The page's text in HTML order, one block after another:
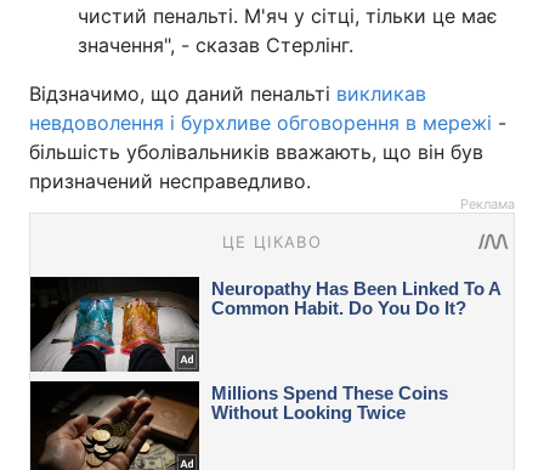
чистий пенальті. М'яч у сітці, тільки це має
значення", - сказав Стерлінг.
Відзначимо, що даний пенальті викликав
невдоволення і бурхливе обговорення в мережі -
більшість уболівальників вважають, що він був
призначений несправедливо.
Реклама